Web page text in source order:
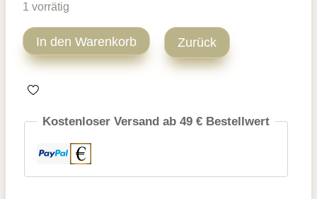
1 vorrätig
Tuxedo
Katze
Zeichnung
In den Warenkorb Zurück
Kostenloser Versand ab 49 € Bestellwert